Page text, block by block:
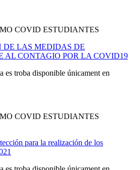
COVID ESTUDIANTES
DE LAS MEDIDAS DE
AL CONTAGIO POR LA COVID19
es troba disponible únicament en
COVID ESTUDIANTES
para la realización de los